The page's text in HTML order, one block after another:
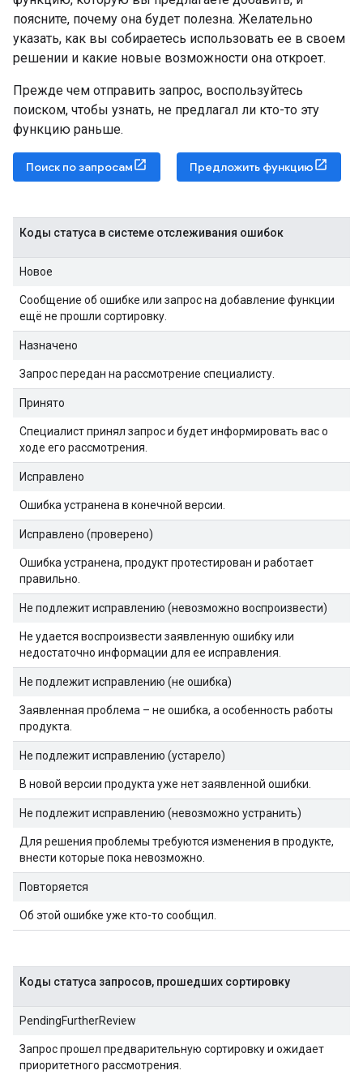
поясните, почему она будет полезна. Желательно
указать, как вы собираетесь использовать ее в своем
решении и какие новые возможности она откроет.
Прежде чем отправить запрос, воспользуйтесь
поиском, чтобы узнать, не предлагал ли кто-то эту
функцию раньше.
Поиск по запросам Предложить функцию
Коды статуса в системе отслеживания ошибок
Новое
Сообщение об ошибке или запрос на добавление функции
ещё не прошли сортировку.
Назначено
Запрос передан на рассмотрение специалисту.
Принято
Специалист принял запрос и будет информировать вас о
ходе его рассмотрения.
Исправлено
Ошибка устранена в конечной версии.
Исправлено (проверено)
Ошибка устранена, продукт протестирован и работает
правильно.
Не подлежит исправлению (невозможно воспроизвести)
Не удается воспроизвести заявленную ошибку или
недостаточно информации для ее исправления.
Не подлежит исправлению (не ошибка)
Заявленная проблема – не ошибка, а особенность работы
продукта.
Не подлежит исправлению (устарело)
В новой версии продукта уже нет заявленной ошибки.
Не подлежит исправлению (невозможно устранить)
Для решения проблемы требуются изменения в продукте,
внести которые пока невозможно.
Повторяется
Об этой ошибке уже кто-то сообщил.
Коды статуса запросов, прошедших сортировку
PendingFurtherReview
Запрос прошел предварительную сортировку и ожидает
приоритетного рассмотрения.